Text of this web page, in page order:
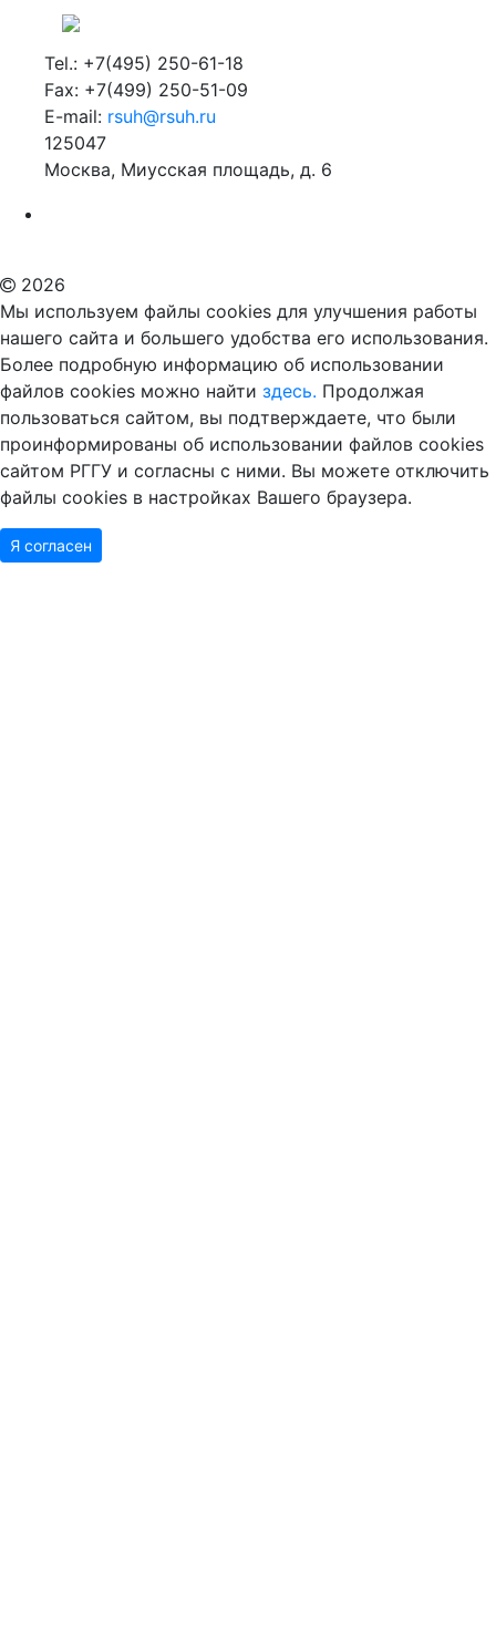
Tel.: +7(495) 250-61-18
Fax: +7(499) 250-51-09
E-mail: rsuh@rsuh.ru
125047
Москва, Миусская площадь, д. 6
2026
Мы используем файлы cookies для улучшения работы
нашего сайта и большего удобства его использования.
Более подробную информацию об использовании
файлов cookies можно найти здесь. Продолжая
пользоваться сайтом, вы подтверждаете, что были
проинформированы об использовании файлов cookies
сайтом РГГУ и согласны с ними. Вы можете отключить
файлы cookies в настройках Вашего браузера.
Я согласен